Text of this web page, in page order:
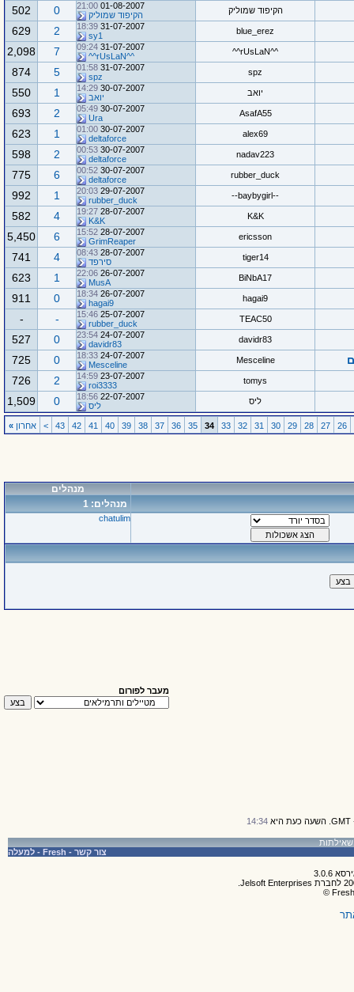
הקיפוד שמוליק 01-08-2007
21:00
הקיפוד שמוליק
0
502
blue_erez
31-07-2007
18:39
sy1
2
629
^^rUsLaN^^
31-07-2007
09:24
^^rUsLaN^^
7
2,098
spz
31-07-2007
01:58
spz
5
874
יואב 30-07-2007
14:29
יואב
1
550
AsafA55
30-07-2007
05:49
Ura
2
693
alex69
30-07-2007
01:00
deltaforce
1
623
nadav223
30-07-2007
00:53
deltaforce
2
598
rubber_duck
30-07-2007
00:52
deltaforce
6
775
--baybygirl--
29-07-2007
20:03
rubber_duck
1
992
K&K
28-07-2007
19:27
K&K
4
582
ericsson
28-07-2007
15:52
GrimReaper
6
5,450
tiger14
28-07-2007
08:43
סירפד
4
741
BiNbA17
26-07-2007
22:06
MusA
1
623
hagai9
26-07-2007
18:34
hagai9
0
911
TEAC50
25-07-2007
15:46
rubber_duck
-
-
davidr83
24-07-2007
23:54
davidr83
0
527
Mesceline
24-07-2007
18:33
Mesceline
0
725
tomys
23-07-2007
14:59
roi3333
2
726
ליס 22-07-2007
18:56
ליס
0
1,509
26
27
28
29
30
31
32
33
34
35
36
37
38
39
40
41
42
43
> אחרון »
מנהלים
מנהלים: 1
chatulim
מעבר לפורום
14:34
צור קשר -
Fresh
- למעלה